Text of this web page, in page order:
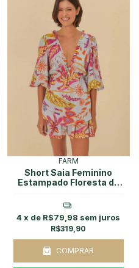
FARM
Short Saia Feminino
Estampado Floresta de
R$319,90
4 x de R$79,98 sem juros
COMPRAR